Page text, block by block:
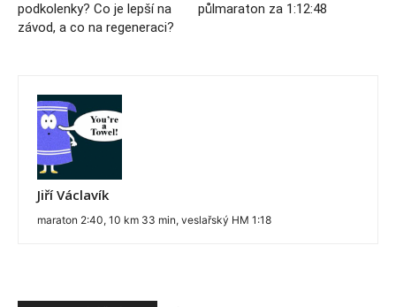
podkolenky? Co je lepší na
závod, a co na regeneraci?
půlmaraton za 1:12:48
Jiří Václavík
maraton 2:40, 10 km 33 min, veslařský HM 1:18